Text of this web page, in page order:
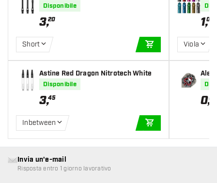
Disponibile
3,20
Short
AGGIUNGI AL
Astine Red Dragon Nitrotech White
Disponibile
3,45
Inbetween
1,00
Viola
0,95
Invia un'e-mail
Risposta entro 1 giorno lavorativo